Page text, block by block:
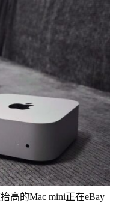
高的Mac mini正在eBay